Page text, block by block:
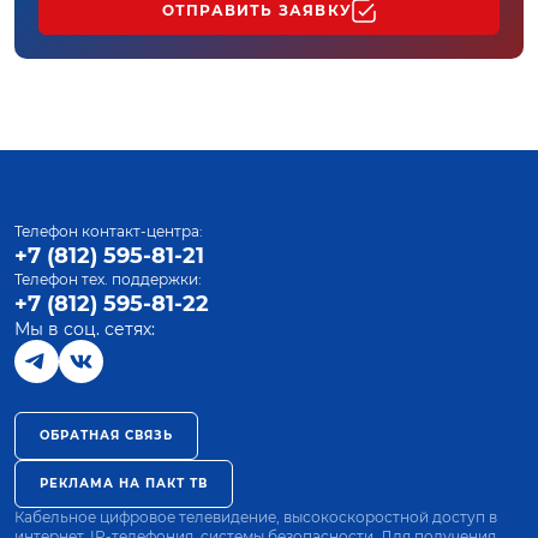
ОТПРАВИТЬ ЗАЯВКУ
Телефон контакт-центра:
+7 (812) 595-81-21
Телефон тех. поддержки:
+7 (812) 595-81-22
Мы в соц. сетях:
ОБРАТНАЯ СВЯЗЬ
РЕКЛАМА НА ПАКТ ТВ
Кабельное цифровое телевидение, высокоскоростной доступ в